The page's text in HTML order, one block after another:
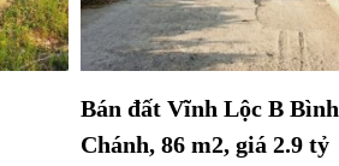
Bán đất Vĩnh Lộc B Bình
Chánh, 86 m2, giá 2.9 tỷ